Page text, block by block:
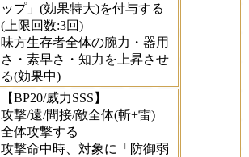
ップ」(効果特大)を付与する
(上限回数:3回)
味方生存者全体の腕力・器用
さ・素早さ・知力を上昇させ
る(効果中)
【BP20/威力SSS】
攻撃/遠/間接/敵全体(斬+雷)
全体攻撃する
攻撃命中時、対象に「防御弱